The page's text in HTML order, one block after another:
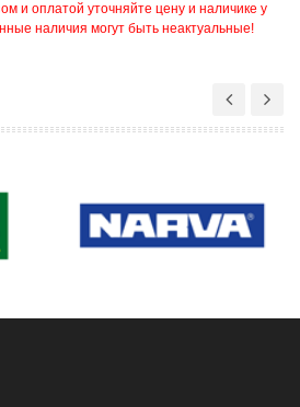
и оплатой уточняйте цену и наличике у
наличия могут быть неактуальные!